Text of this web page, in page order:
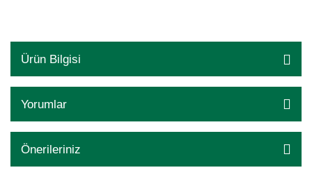
Ürün Bilgisi
Yorumlar
Önerileriniz